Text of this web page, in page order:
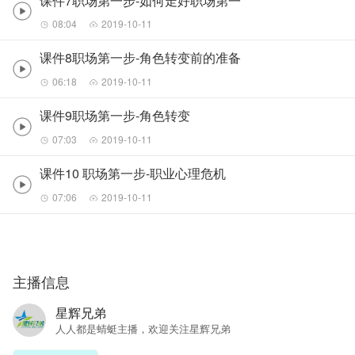
08:04 2019-10-11
课件8职场第一步-角色转变前的准备
06:18 2019-10-11
课件9职场第一步-角色转变
07:03 2019-10-11
课件10 职场第一步-职业心理危机
07:06 2019-10-11
主播信息
星辉兄弟
人人都是蜻蜓主播，欢迎关注星辉兄弟